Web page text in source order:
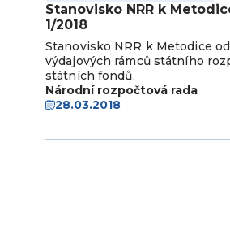
Stanovisko NRR k
1/2018
Stanovisko NRR k Metodice
výdajových rámců státního
státních fondů.
Národní rozpočtová rada
28.03.2018